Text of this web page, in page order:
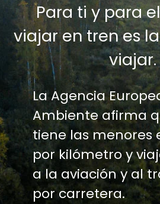
Para ti y para
viajar en tren es
viajar.
La Agencia
Ambiente afirma
tiene las menores
por kilómetro y
a la aviación y al
por carretera.